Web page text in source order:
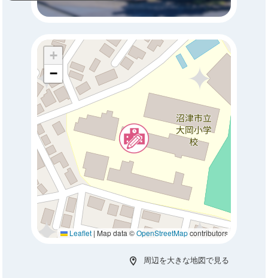
+
−
Leaflet | Map data ©OpenStreetMapcontributors
周辺を大きな地図で見る